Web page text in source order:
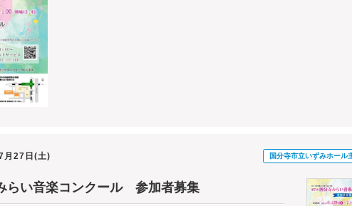
月27日(土) 国分寺市立いずみホール
らい音楽コンクール 参加者募集